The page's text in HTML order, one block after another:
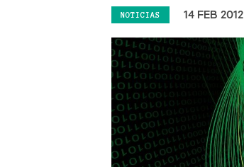
NOTICIAS 14 FEB 2012